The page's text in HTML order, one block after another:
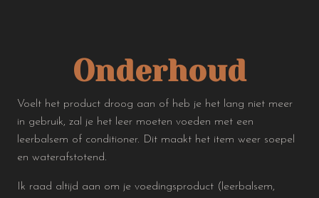
Onderhoud
Voelt het product droog aan of heb je het lang niet meer
in gebruik, zal je het leer moeten voeden met een
leerbalsem of conditioner. Dit maakt het item weer soepel
en waterafstotend.
Ik raad altijd aan om je voedingsproduct (leerbalsem,